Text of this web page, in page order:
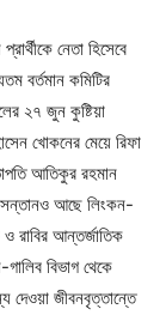
নেতা হিসেবে
বর্তমান কমিটির
২৭ জুন কুষ্টিয়া
খোকনের মেয়ে রিফা
আতিকুর রহমান
আছে লিংকন-
রাবির আন্তর্জাতিক
বিভাগ থেকে
দেওয়া জীবনবৃত্তান্তে